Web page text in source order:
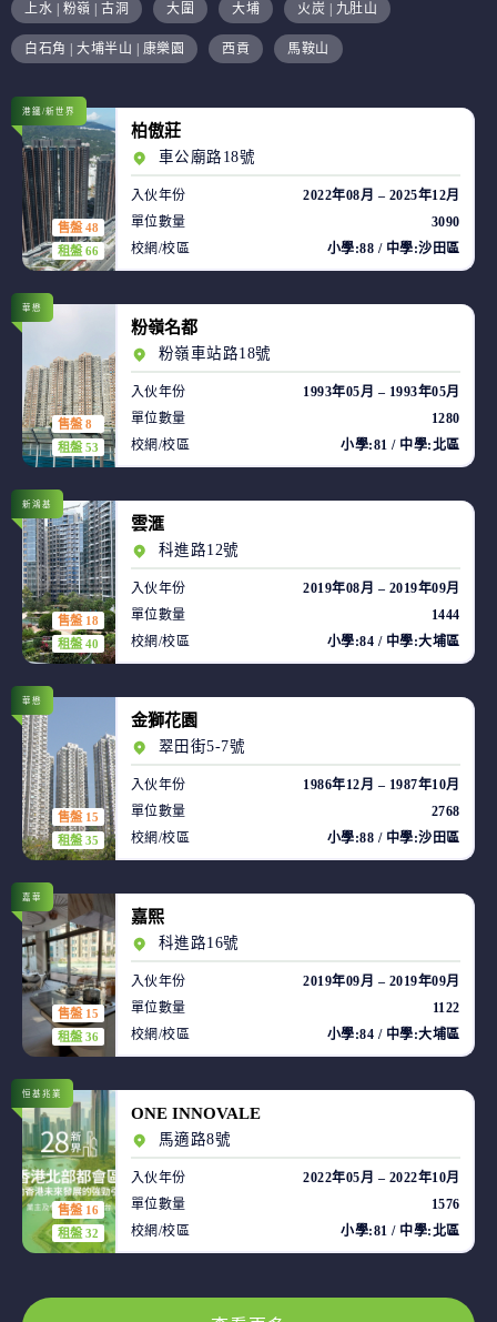
上水 | 粉嶺 | 古洞 大圍 大埔 火炭 | 九肚山
白石角 | 大埔半山 | 康樂園 西貢 馬鞍山
售盤 48
租盤 66
港鐵/新世界
柏傲莊
車公廟路18號
入伙年份
2022年08月 – 2025年12月
單位數量
3090
校網/校區
小學:88 / 中學:沙田區
售盤 8
租盤 53
華懋
粉嶺名都
粉嶺車站路18號
入伙年份
1993年05月 – 1993年05月
單位數量
1280
校網/校區
小學:81 / 中學:北區
售盤 18
租盤 40
新鴻基
雲滙
科進路12號
入伙年份
2019年08月 – 2019年09月
單位數量
1444
校網/校區
小學:84 / 中學:大埔區
售盤 15
租盤 35
華懋
金獅花園
翠田街5-7號
入伙年份
1986年12月 – 1987年10月
單位數量
2768
校網/校區
小學:88 / 中學:沙田區
售盤 15
租盤 36
嘉華
嘉熙
科進路16號
入伙年份
2019年09月 – 2019年09月
單位數量
1122
校網/校區
小學:84 / 中學:大埔區
售盤 16
租盤 32
恒基兆業
ONE INNOVALE
馬適路8號
入伙年份
2022年05月 – 2022年10月
單位數量
1576
校網/校區
小學:81 / 中學:北區